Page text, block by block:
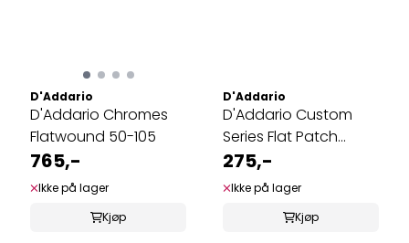
D'Addario
D'Addario Chromes
Flatwound 50-105
765,-
Ikke på lager
Kjøp
D'Addario
D'Addario Custom
Series Flat Patch
Cable (10 cm) ...
275,-
Ikke på lager
Kjøp